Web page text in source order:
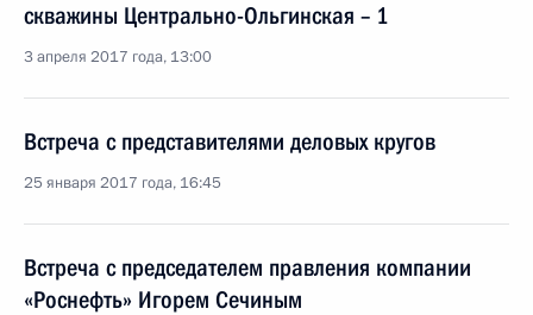
скважины Центрально-Ольгинская – 1
3 апреля 2017 года, 13:00
Встреча с представителями деловых кругов
25 января 2017 года, 16:45
Встреча с председателем правления компании
«Роснефть» Игорем Сечиным